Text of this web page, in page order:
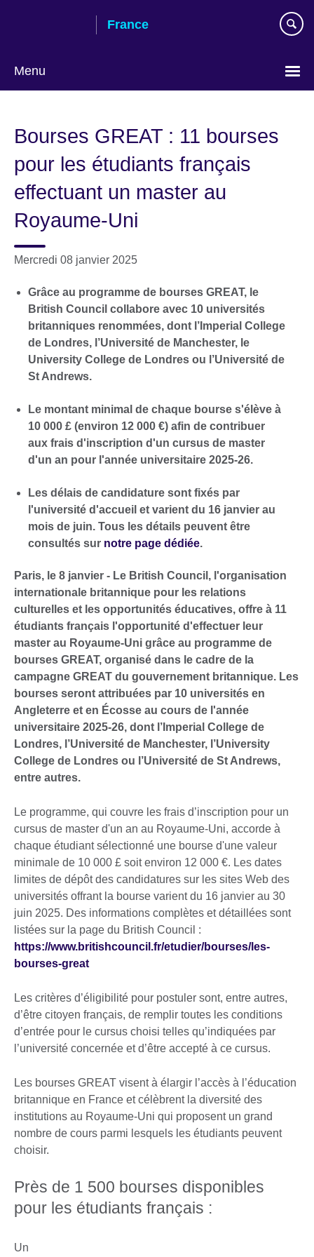
France
Menu
language
Bourses GREAT : 11 bourses
pour les étudiants français
effectuant un master au
Royaume-Uni
Mercredi 08 janvier 2025
Grâce au programme de bourses GREAT, le
British Council collabore avec 10 universités
britanniques renommées, dont l’Imperial College
de Londres, l’Université de Manchester, le
University College de Londres ou l’Université de
St Andrews.
Le montant minimal de chaque bourse s'élève à
10 000 £ (environ 12 000 €) afin de contribuer
aux frais d'inscription d'un cursus de master
d'un an pour l'année universitaire 2025-26.
Les délais de candidature sont fixés par
l'université d'accueil et varient du 16 janvier au
mois de juin. Tous les détails peuvent être
consultés sur notre page dédiée.
Paris, le 8 janvier - Le British Council, l'organisation
internationale britannique pour les relations
culturelles et les opportunités éducatives, offre à 11
étudiants français l'opportunité d'effectuer leur
master au Royaume-Uni grâce au programme de
bourses GREAT, organisé dans le cadre de la
campagne GREAT du gouvernement britannique. Les
bourses seront attribuées par 10 universités en
Angleterre et en Écosse au cours de l'année
universitaire 2025-26, dont l’Imperial College de
Londres, l’Université de Manchester, l’University
College de Londres ou l’Université de St Andrews,
entre autres.
Le programme, qui couvre les frais d’inscription pour un
cursus de master d'un an au Royaume-Uni, accorde à
chaque étudiant sélectionné une bourse d'une valeur
minimale de 10 000 £ soit environ 12 000 €. Les dates
limites de dépôt des candidatures sur les sites Web des
universités offrant la bourse varient du 16 janvier au 30
juin 2025. Des informations complètes et détaillées sont
listées sur la page du British Council :
https://www.britishcouncil.fr/etudier/bourses/les-
bourses-great
Les critères d’éligibilité pour postuler sont, entre autres,
d’être citoyen français, de remplir toutes les conditions
d’entrée pour le cursus choisi telles qu’indiquées par
l’université concernée et d’être accepté à ce cursus.
Les bourses GREAT visent à élargir l’accès à l’éducation
britannique en France et célèbrent la diversité des
institutions au Royaume-Uni qui proposent un grand
nombre de cours parmi lesquels les étudiants peuvent
choisir.
Près de 1 500 bourses disponibles
pour les étudiants français :
Un